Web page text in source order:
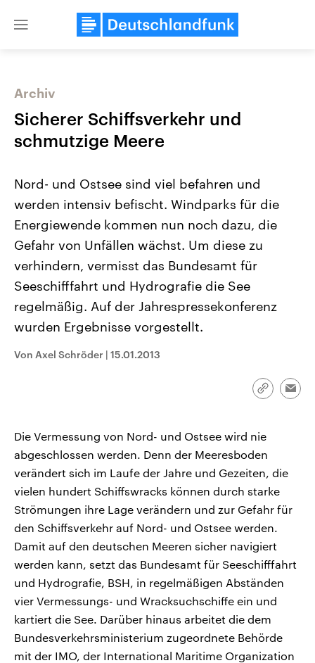
Close
Landtagswahl Sachsen-Anhalt
Alle Informationen
Sachsen-Anhalt wählt am 6.
September 2026 einen neuen
Landtag. Seit 2021 wird das
Bundesland von einer Koalition aus
CDU, SPD und FDP regiert.-
Umfragen, Prognosen,
und Hintergründe zu den Parteien
USA
Hintergründe
Wirtschaftlich und
gehören die Vereinigten
den mächtigsten Ländern
mit großem Einfluss auf
aktuelle Weltgeschehen.
Sendungen Programm
Archiv
Sicherer Schiffsverkehr und
schmutzige Meere
Nord- und Ostsee sind viel befahren und
werden intensiv befischt. Windparks für die
Energiewende kommen nun noch dazu, die
Gefahr von Unfällen wächst. Um diese zu
verhindern, vermisst das Bundesamt für
Seeschifffahrt und Hydrografie die See
regelmäßig. Auf der Jahrespressekonferenz
wurden Ergebnisse vorgestellt.
Von Axel Schröder | 15.01.2013
Link
Die Vermessung von Nord- und Ostsee wird nie
abgeschlossen werden. Denn der Meeresboden
verändert sich im Laufe der Jahre und Gezeiten, die
vielen hundert Schiffswracks können durch starke
Strömungen ihre Lage verändern und zur Gefahr für
den Schiffsverkehr auf Nord- und Ostsee werden.
Damit auf den deutschen Meeren sicher navigiert
werden kann, setzt das Bundesamt für Seeschifffahrt
und Hydrografie, BSH, in regelmäßigen Abständen
vier Vermessungs- und Wracksuchschiffe ein und
kartiert die See. Darüber hinaus arbeitet die dem
Bundesverkehrsministerium zugeordnete Behörde
mit der IMO, der International Maritime Organization